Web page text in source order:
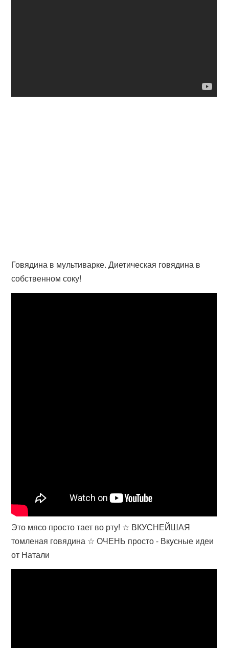
Говядина в мультиварке. Диетическая говядина в
собственном соку!
Это мясо просто тает во рту! ☆ ВКУСНЕЙШАЯ
томленая говядина ☆ ОЧЕНЬ просто - Вкусные идеи
от Натали